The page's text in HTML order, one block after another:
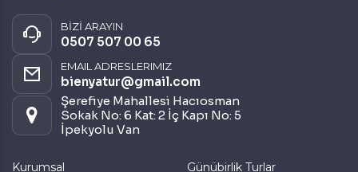
BİZİ ARAYIN
0507 507 00 65
EMAIL ADRESLERIMIZ
bienyatur@gmail.com
Şerefiye Mahallesi Hacıosman
Sokak No: 6 Kat: 2 İç Kapı No: 5
İpekyolu Van
Kurumsal
Günübirlik Turlar